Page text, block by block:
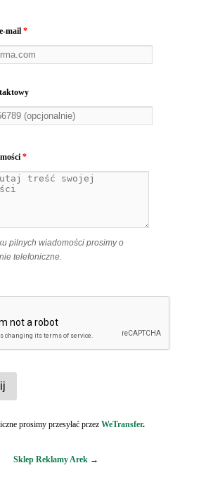
mail *
*
pilnych wiadomości prosimy o
telefoniczne.
prosimy przesyłać przez WeTransfer.
Sklep Reklamy Arek →